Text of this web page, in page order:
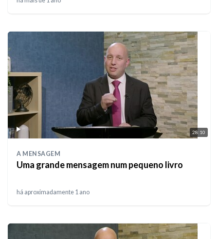
28:10
A MENSAGEM
Uma grande mensagem num pequeno livro
há aproximadamente 1 ano